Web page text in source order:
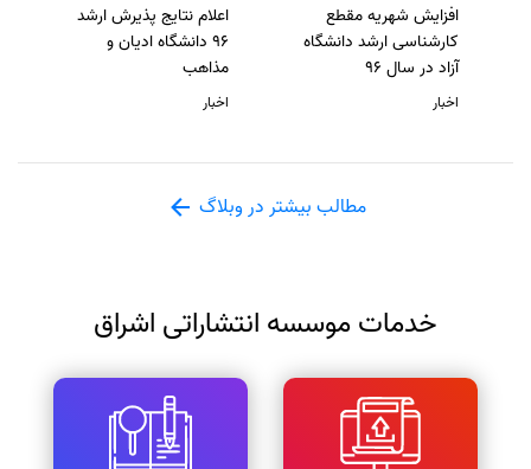
افزایش شهریه مقطع
کارشناسی ارشد دانشگاه
آزاد در سال 96
اخبار
اعلام نتایج پذیرش ارشد
96 دانشگاه ادیان و
مذاهب
اخبار
مطالب بیشتر در وبلاگ
خدمات موسسه انتشاراتی اشراق